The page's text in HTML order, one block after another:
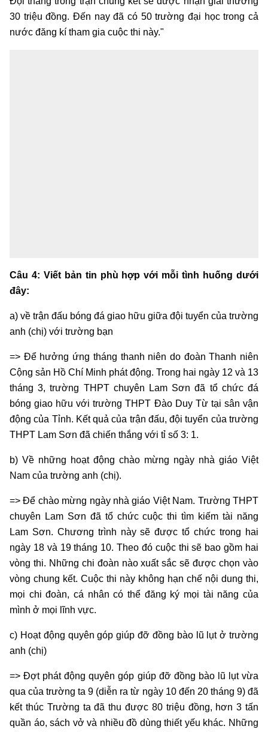
30 triệu đồng. Đến nay đã có 50 trường đại học trong cả
nước đăng kí tham gia cuộc thi này."
Câu 4: Viết bản tin phù hợp với mỗi tình huống dưới
đây:
a) về trận đấu bóng đá giao hữu giữa đội tuyển của trường
anh (chị) với trường bạn
=> Để hưởng ứng tháng thanh niên do đoàn Thanh niên
Cộng sản Hồ Chí Minh phát động. Trong hai ngày 12 và 13
tháng 3, trường THPT chuyên Lam Sơn đã tổ chức đá
bóng giao hữu với trường THPT Đào Duy Từ tại sân vận
động của Tỉnh. Kết quả của trận đấu, đội tuyển của trường
THPT Lam Sơn đã chiến thắng với tỉ số 3: 1.
b) Về những hoạt động chào mừng ngày nhà giáo Việt
Nam của trường anh (chị).
=> Để chào mừng ngày nhà giáo Việt Nam. Trường THPT
chuyên Lam Sơn đã tổ chức cuộc thi tìm kiếm tài năng
Lam Sơn. Chương trình này sẽ được tổ chức trong hai
ngày 18 và 19 tháng 10. Theo đó cuộc thi sẽ bao gồm hai
vòng thi. Những chi đoàn nào xuất sắc sẽ được chọn vào
vòng chung kết. Cuộc thi này không hạn chế nội dung thi,
mọi chi đoàn, cá nhân có thể đăng ký mọi tài năng của
mình ở mọi lĩnh vực.
c) Hoạt động quyên góp giúp đỡ đồng bào lũ lụt ở trường
anh (chị)
=> Đợt phát động quyên góp giúp đỡ đồng bào lũ lụt vừa
qua của trường ta 9 (diễn ra từ ngày 10 đến 20 tháng 9) đã
kết thúc Trường ta đã thu được 80 triệu đồng, hơn 3 tấn
quần áo, sách vở và nhiều đồ dùng thiết yếu khác. Những